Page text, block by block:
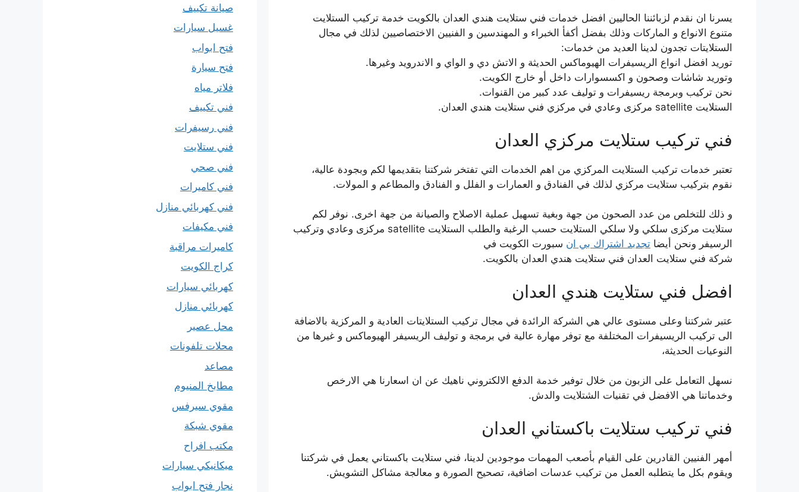
يسرنا ان نقدم لزبائننا الحاليين افضل خدمات فني ستلايت هندي العدان بالكويت خدمة تركيب الستلايت
متنوع الانواع و الماركات وذلك بفضل أكفأ الخبراء و المهندسين و الفنيين الاختصاصيين لذلك في مجال
الستلايتات تجدون لدينا العديد من خدمات:
توريد افضل انواع الريسيفرات الهيوماكس الحديثة و الاتش دي و الواي و الاندرويد وغيرها.
وتوريد شاشات وصحون و اكسسوارات داخل أو خارج الكويت.
نحن تركيب وبرمجة ريسيفرات و توليف عدد كبير من القنوات.
الستلايت satellite مركزى وعادي في مركزي فني ستلايت هندي العدان.
فني تركيب ستلايت مركزي العدان
تعتبر خدمات تركيب الستلايت المركزي من اهم الخدمات التي تفتخر شركتنا بتقديمها لكم وبجودة عالية،
نقوم بتركيب ستلايت مركزي لذلك في الفنادق و العمارات و الفلل و الفنادق والمطاعم و المولات.
و ذلك للتخلص من عدد الصحون من جهة وبغية تسهيل عملية الاصلاح والصيانة من جهة اخرى. نوفر لكم
ستلايت مركزى سلكي ولا سلكي الستلايت حسب الرغبة والطلب الستلايت satellite مركزى وعادي وتركيب
الرسيفر ونحن أيضا تجدبد اشتراك بي ان سبورت الكويت في
شركة فني ستلايت العدان فني ستلايت هندي العدان بالكويت.
افضل فني ستلايت هندي العدان
عتبر شركتنا وعلى مستوى عالي هي الشركة الرائدة في مجال تركيب الستلايتات العادية و المركزية بالاضافة
الى تركيب الريسيفرات المختلفة مع توفر مهارة عالية في برمجة و توليف الريسيفر الهيوماكس و غيرها من
النوعيات الحديثة،
نسهل التعامل على الزبون من خلال توفير خدمة الدفع الالكتروني ناهيك عن ان اسعارنا هي الارخص
وخدماتنا هي الافضل في تقنيات الشتلايت والدش.
فني تركيب ستلايت باكستاني العدان
أمهر الفنيين القادرين على القيام بأصعب المهمات موجودين لدينا، فني ستلايت باكستاني يعمل في شركتنا
ويقوم بكل ما يتطلبه العمل من تركيب عدسات اضافية، تصحيح الصورة و معالجة مشاكل التشويش.
صيانة تكييف
غسيل سيارات
فتح ابواب
فتح سيارة
فلاتر مياه
فني تكييف
فني رسيفرات
فني ستلايت
فني صحي
فني كاميرات
فني كهربائي منازل
فني مكيفات
كاميرات مراقبة
كراج الكويت
كهربائي سيارات
كهربائي منازل
محل عصير
محلات تلفونات
مصاعد
مطابخ المنيوم
مقوي سيرفس
مقوي شبكة
مكتب افراح
ميكانيكي سيارات
نجار فتح ابواب